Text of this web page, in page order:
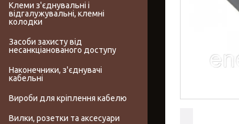
Клеми з'єднувальні і
відгалужувальні, клемні
колодки
Засоби захисту від
несанкціанованого доступу
Наконечники, з'єднувачі
кабельні
Вироби для кріплення кабелю
Вилки, розетки та аксесуари